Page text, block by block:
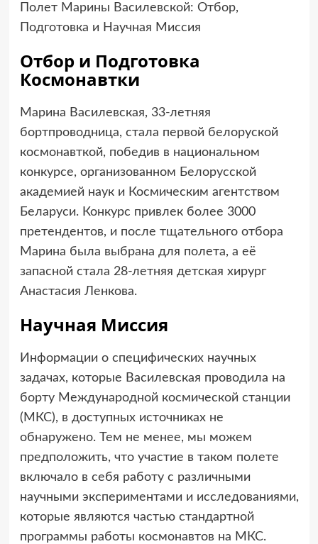
Полет Марины Василевской: Отбор,
Подготовка и Научная Миссия
Отбор и Подготовка
Космонавтки
Марина Василевская, 33-летняя
бортпроводница, стала первой белоруской
космонавткой, победив в национальном
конкурсе, организованном Белорусской
академией наук и Космическим агентством
Беларуси. Конкурс привлек более 3000
претендентов, и после тщательного отбора
Марина была выбрана для полета, а её
запасной стала 28-летняя детская хирург
Анастасия Ленкова.
Научная Миссия
Информации о специфических научных
задачах, которые Василевская проводила на
борту Международной космической станции
(МКС), в доступных источниках не
обнаружено. Тем не менее, мы можем
предположить, что участие в таком полете
включало в себя работу с различными
научными экспериментами и исследованиями,
которые являются частью стандартной
программы работы космонавтов на МКС.